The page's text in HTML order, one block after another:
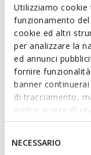
Utilizziamo cookie
funzionamento
cookie ed altri
per analizzare la
ed annunci
fornire
banner
di tracciamento,
godrai invece di
base dei tuoi gusti
IMPOSTAZIONI
altri strumenti di
NECESSARIO
ground as well.
ITEM CODE:
Read more
Features
Ultra
even
Quick and